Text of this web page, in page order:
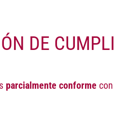
DE
parcialmente conforme